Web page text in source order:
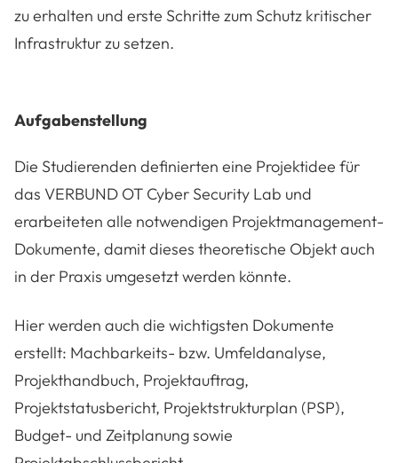
zu erhalten und erste Schritte zum Schutz kritischer
Infrastruktur zu setzen.
Aufgabenstellung
Die Studierenden definierten eine Projektidee für
das VERBUND OT Cyber Security Lab und
erarbeiteten alle notwendigen Projektmanagement-
Dokumente, damit dieses theoretische Objekt auch
in der Praxis umgesetzt werden könnte.
Hier werden auch die wichtigsten Dokumente
erstellt: Machbarkeits- bzw. Umfeldanalyse,
Projekthandbuch, Projektauftrag,
Projektstatusbericht, Projektstrukturplan (PSP),
Budget- und Zeitplanung sowie